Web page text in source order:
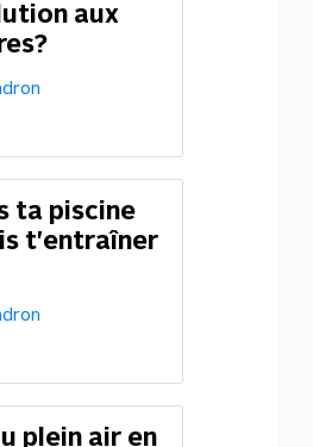
aux
ta piscine
t'entraîner
plein air en